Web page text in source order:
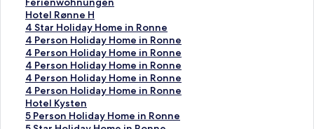
n
e
r
d
e
n
n
e
s
b
n
e
r
d
e
n
n
e
å
b
n
e
r
d
e
n
n
k
å
b
n
e
r
d
e
n
n
k
å
b
n
e
r
d
e
Hotel Rønne H
L
i
n
k
å
b
n
e
r
4 Star Holiday Home in Ronne
L
i
n
k
å
b
n
e
4 Person Holiday Home in Ronne
L
i
n
k
å
b
n
4 Person Holiday Home in Ronne
L
i
n
k
å
b
4 Person Holiday Home in Ronne
L
i
n
k
å
4 Person Holiday Home in Ronne
L
i
n
k
4 Person Holiday Home in Ronne
L
i
n
Hotel Kysten
L
i5 Person Holiday Home in Ronne
L